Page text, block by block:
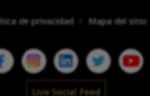
de privacidad Mapa del sitio
Live Social Feed